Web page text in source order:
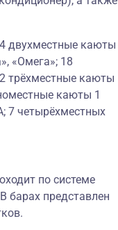
двухместные каюты
«Омега»; 18
трёхместные каюты
каюты 1
7 четырёхместных
по системе
барах представлен